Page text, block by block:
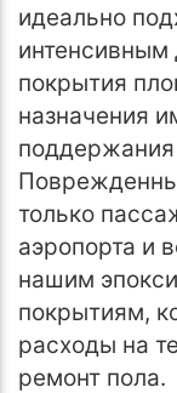
идеально
покрытия
назначения
поддержания
только
аэропорта и
нашим
покрытиям,
расходы на
ремонт пола.